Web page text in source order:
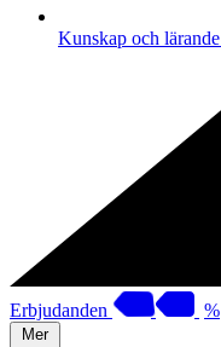
Kunskap och lärande
Erbjudanden %
Mer